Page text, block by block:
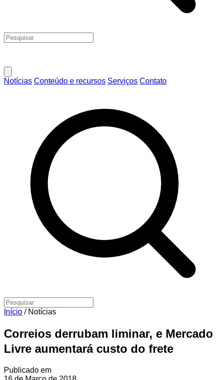
Notícias Conteúdo e recursos Serviços Contato
Início / Notícias
Correios derrubam liminar, e Mercado
Livre aumentará custo do frete
Publicado em